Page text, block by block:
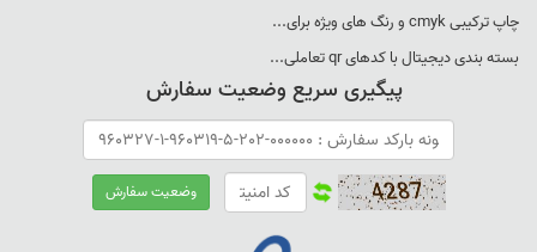
چاپ ترکيبی cmyk و رنگ های ويژه برای...
بسته بندی ديجيتال با کدهای qr تعاملی...
پیگیری سریع وضعیت سفارش